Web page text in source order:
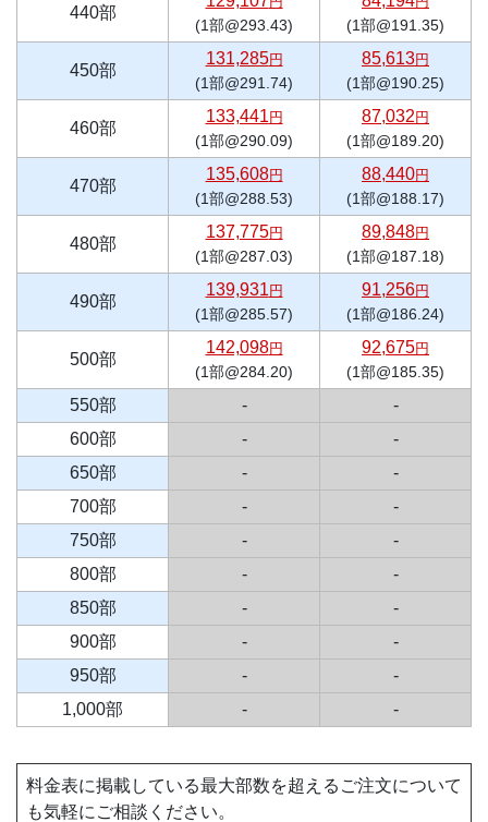
440部
(1部@293.43) (1部@191.35)
450部
131,285円
(1部@291.74)
85,613円
(1部@190.25)
460部
133,441 円
(1部@290.09)
87,032 円
(1部@189.20)
470部
135,608円
(1部@288.53)
88,440円
(1部@188.17)
480部
137,775円
(1部@287.03)
89,848円
(1部@187.18)
490部
139,931 円
(1部@285.57)
91,256円
(1部@186.24)
500部
142,098円
(1部@284.20)
92,675円
(1部@185.35)
550部 -
-
600部
-
-
650部
-
-
700部
-
-
750部
-
-
800部
-
-
850部
-
-
900部
-
-
950部
-
-
1,000部
- -
料金表に掲載している最大部数を超えるご注文について
も気軽にご相談ください。